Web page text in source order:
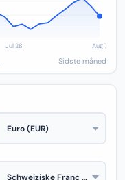
Sidste måned